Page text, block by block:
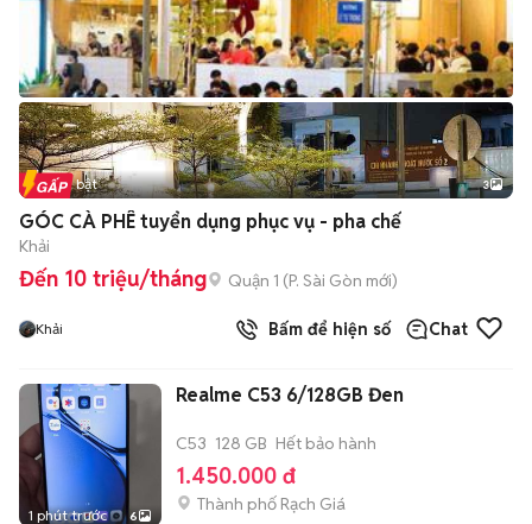
Tin nổi bật 3
GÓC CÀ PHÊ tuyển dụng phục vụ - pha chế
Khải
Đến 10 triệu/tháng Quận 1 (P. Sài Gòn mới)
Khải Bấm để hiện số Chat
1 phút trước 6
Realme C53 6/128GB Đen
C53 128 GB Hết bảo hành
1.450.000 đ
Thành phố Rạch Giá